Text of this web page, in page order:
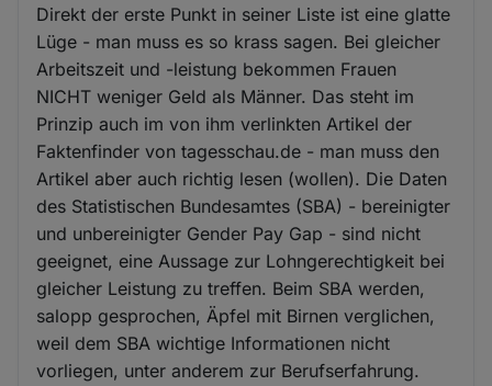
Direkt der erste Punkt in seiner Liste ist eine glatte
Lüge - man muss es so krass sagen. Bei gleicher
Arbeitszeit und -leistung bekommen Frauen
NICHT weniger Geld als Männer. Das steht im
Prinzip auch im von ihm verlinkten Artikel der
Faktenfinder von tagesschau.de - man muss den
Artikel aber auch richtig lesen (wollen). Die Daten
des Statistischen Bundesamtes (SBA) - bereinigter
und unbereinigter Gender Pay Gap - sind nicht
geeignet, eine Aussage zur Lohngerechtigkeit bei
gleicher Leistung zu treffen. Beim SBA werden,
salopp gesprochen, Äpfel mit Birnen verglichen,
weil dem SBA wichtige Informationen nicht
vorliegen, unter anderem zur Berufserfahrung.